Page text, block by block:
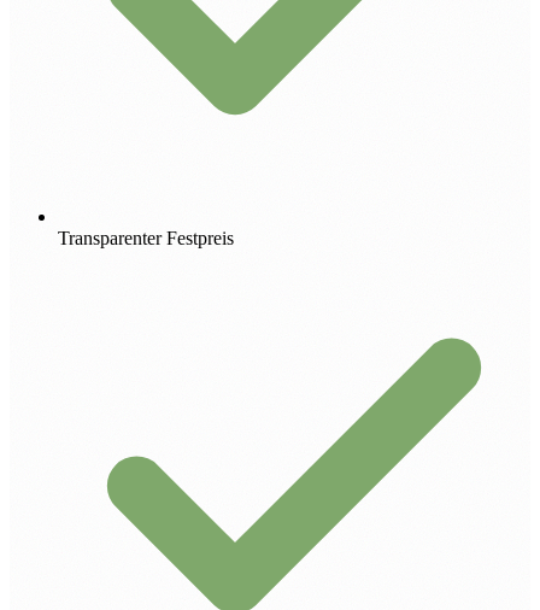
Transparenter Festpreis